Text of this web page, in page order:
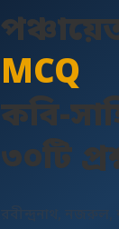
MCQ
কবি-
৩০টি